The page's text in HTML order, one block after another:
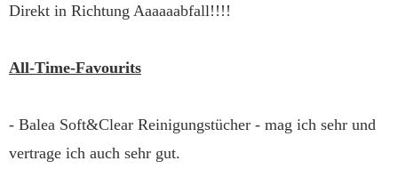
Direkt in Richtung Aaaaaabfall!!!!
All-Time-Favourits
- Balea Soft&Clear Reinigungstücher - mag ich sehr und
vertrage ich auch sehr gut.